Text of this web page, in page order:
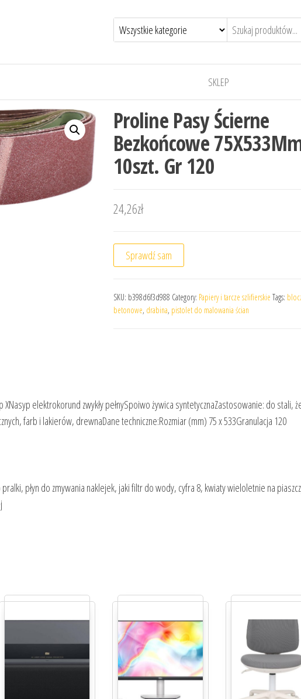
SKLEP
Proline Pasy Ścierne
Bezkońcowe
10szt. Gr 120
24,26zł
Sprawdź sam
SKU: b398d6f3d988 Category: Papiery i tarcze szlifierskie Tags:
betonowe, drabina, pistolet do malowania ścian
XNasyp elektrokorund zwykły pełnySpoiwo żywica syntetycznaZastosowanie: do stali,
farb i lakierów, drewnaDane techniczne:Rozmiar (mm) 75 x 533Granulacja 120
płyn do zmywania naklejek, jaki filtr do wody, cyfra 8, kwiaty wieloletnie na